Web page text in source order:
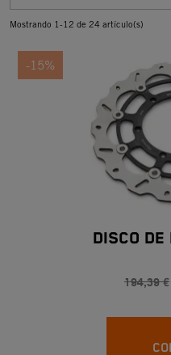
Mostrando 1-12 de 24 artículo(s)
-15%
DISCO DE
194,39 €